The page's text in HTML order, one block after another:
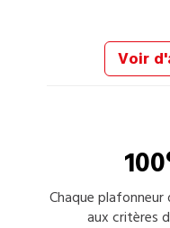
Voir
Chaqueplafonneur
aux critères